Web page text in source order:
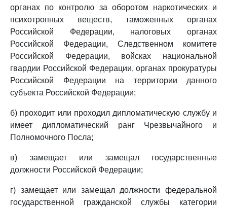
органах по контролю за оборотом наркотических и
психотропных веществ, таможенных органах
Российской Федерации, налоговых органах
Российской Федерации, Следственном комитете
Российской Федерации, войсках национальной
гвардии Российской Федерации, органах прокуратуры
Российской Федерации на территории данного
субъекта Российской Федерации;
б) проходит или проходил дипломатическую службу и
имеет дипломатический ранг Чрезвычайного и
Полномочного Посла;
в) замещает или замещал государственные
должности Российской Федерации;
г) замещает или замещал должности федеральной
государственной гражданской службы категории